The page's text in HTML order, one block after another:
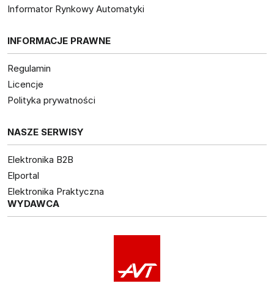
Informator Rynkowy Automatyki
INFORMACJE PRAWNE
Regulamin
Licencje
Polityka prywatności
NASZE SERWISY
Elektronika B2B
Elportal
Elektronika Praktyczna
WYDAWCA